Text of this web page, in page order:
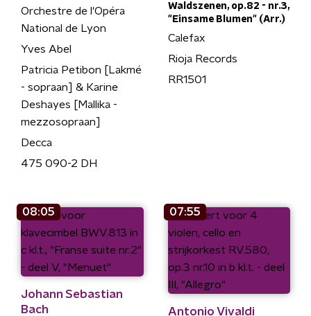
Orchestre de l'Opéra
National de Lyon
Yves Abel
Patricia Petibon [Lakmé
- sopraan] & Karine
Deshayes [Mallika -
mezzosopraan]
Decca
475 090-2 DH
Waldszenen, op.82 - nr.3,
"Einsame Blumen" (Arr.)
Calefax
Rioja Records
RR1501
08:05
Johann Sebastian
Bach
07:55
Antonio Vivaldi